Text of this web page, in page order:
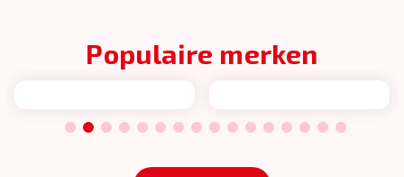
Populaire merken
1 2 3 4 5 6 7 8 9 10 11 12 13 14 15 16